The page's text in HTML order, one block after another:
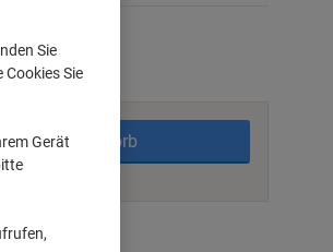
In den Warenkorb
Sie
Sie
Gerät